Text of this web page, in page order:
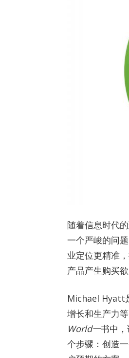
随着信息时代
一个严峻的问
业定位更精准
产品产生购买
Michael Hyatt
增长和生产力
World一书中
个步骤：创造